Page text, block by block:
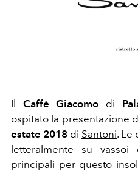
Il Caffè Giacomo di
ospitato la presentazione
estate 2018 di Santoni. Le
letteralmente su
principali per questo